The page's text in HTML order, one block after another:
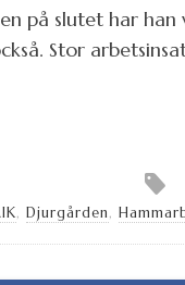
på slutet har
Stor
, Djurgården,